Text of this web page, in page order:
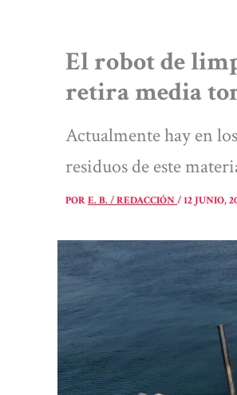
El robot de
retira media
Actualmente hay en
residuos de este
PORE. B. / REDACCIÓN/12 JUNIO,